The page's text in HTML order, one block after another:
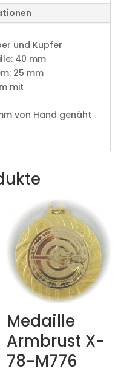
und Kupfer
40 mm
25 mm
mit
von Hand genäht
Medaille
Armbrust X-
78-M776